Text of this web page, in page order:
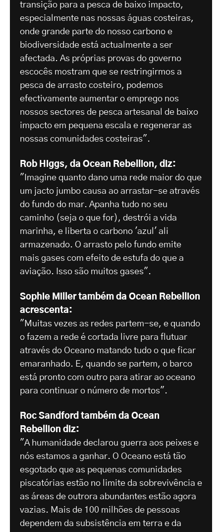
transição para a pesca de baixo impacto,
especialmente nas nossas águas costeiras,
onde grande parte do nosso carbono e
biodiversidade está actualmente a ser
afectada. As próprias provas do governo
escocês mostram que se restringirmos a
pesca de arrasto costeiro, podemos
efectivamente aumentar o emprego nos
nossos sectores de pesca artesanal de baixo
impacto em pequena escala e regenerar as
nossas comunidades costeiras".
Rob Higgs, da Ocean Rebellion, diz:
"Imagine quanto dano uma rede maior do que
um jacto jumbo causa ao arrastar-se através
do fundo do mar. Apanha tudo no seu
caminho (seja o que for), destrói a vida
marinha, e liberta o carbono 'azul' ali
armazenado. O arrasto pelo fundo emite
mais gases com efeito de estufa do que a
aviação. Isso são muitos gases".
Sophie Miller também da Ocean Rebellion
acrescenta:
"Muitas vezes as redes partem-se, e quando
o fazem a rede é cortada livre para flutuar
através do Oceano matando tudo o que ficar
emaranhado. E, quando se partem, o barco
está pronto com outro para atirar ao oceano
para continuar o número de mortos".
Roc Sandford também da Ocean
Rebellion diz:
"A humanidade declarou guerra aos peixes e
nós estamos a ganhar. O Oceano está tão
esgotado que as pequenas comunidades
piscatórias estão no limite da sobrevivência e
as áreas de outrora abundantes estão agora
vazias. Mais de 100 milhões de pessoas
dependem da subsistência em terra e da